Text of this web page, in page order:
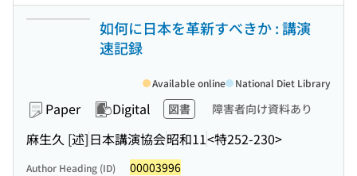
如何に日本を革新すべきか : 講演
速記録
Paper Digital 図書 障害者向け資料あり
麻生久 [述]日本講演協会昭和11<特252-230>
Available online National Diet Library
Author Heading (ID) 00003996